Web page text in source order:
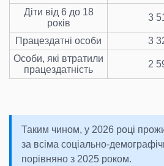
Діти від 6 до 18
років
3
Працездатні особи 3
Особи, які втратили
працездатність
2
Таким чином, у 2026 році
за всіма соціально-
порівняно з 2025 роком.